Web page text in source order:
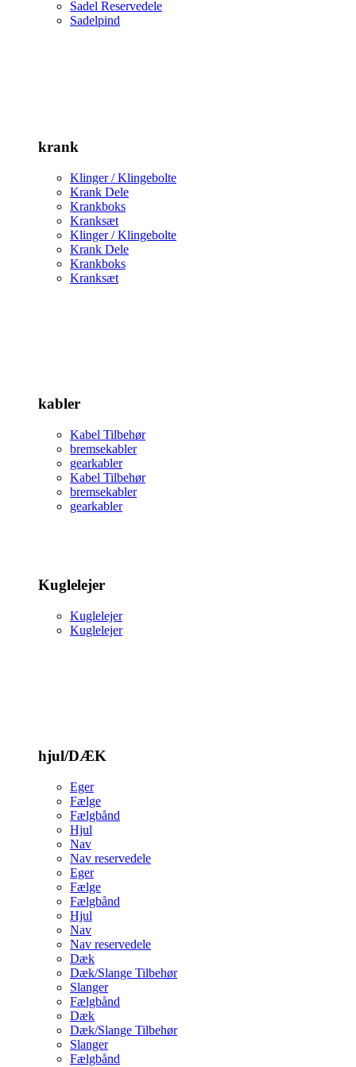
Sadel Reservedele
Sadelpind
krank
Klinger / Klingebolte
Krank Dele
Krankboks
Kranksæt
Klinger / Klingebolte
Krank Dele
Krankboks
Kranksæt
kabler
Kabel Tilbehør
bremsekabler
gearkabler
Kabel Tilbehør
bremsekabler
gearkabler
Kuglelejer
Kuglelejer
Kuglelejer
hjul/DÆK
Eger
Fælge
Fælgbånd
Hjul
Nav
Nav reservedele
Eger
Fælge
Fælgbånd
Hjul
Nav
Nav reservedele
Dæk
Dæk/Slange Tilbehør
Slanger
Fælgbånd
Dæk
Dæk/Slange Tilbehør
Slanger
Fælgbånd